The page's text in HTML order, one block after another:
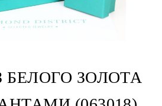
БЕЛОГО ЗОЛОТА